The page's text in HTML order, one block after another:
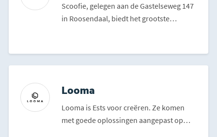
Scoofie, gelegen aan de Gastelseweg 147
in Roosendaal, biedt het grootste
Looma
Looma is Ests voor creëren. Ze komen
met goede oplossingen aangepast op